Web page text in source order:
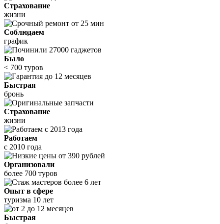
Страхование
жизни
Соблюдаем
график
Было
< 700 туров
Быстрая
бронь
Страхование
жизни
Работаем
с 2010 года
Организовали
более 700 туров
Опыт в сфере
туризма 10 лет
Быстрая